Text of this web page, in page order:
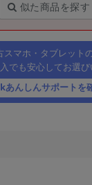
似た商品を探す
スマホ・タブレット
でも安心してお選
あんしんサポートを
ど
など